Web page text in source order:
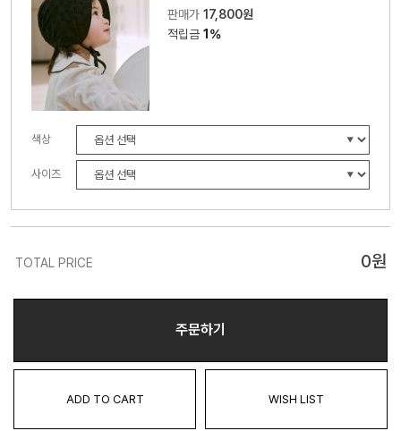
판매가17,800원
적립금1%
색상
사이즈
TOTAL PRICE 0원
주문하기
ADD TO CART WISH LIST